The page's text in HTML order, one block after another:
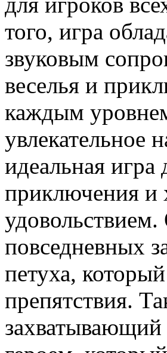
того, игра
звуковым
веселья и
каждым
увлекательное
идеальная
приключения и
повседневных
петуха,
препятствия.